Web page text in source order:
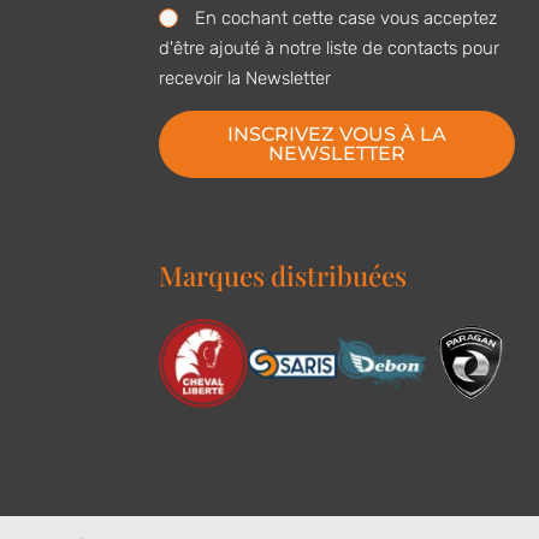
En cochant cette case vous acceptez
d'être ajouté à notre liste de contacts pour
recevoir la Newsletter
INSCRIVEZ VOUS À LA
NEWSLETTER
Marques distribuées